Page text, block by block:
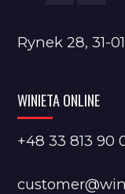
Rynek 28, 31-
WINIETA ONLINE
+48 33 813 90